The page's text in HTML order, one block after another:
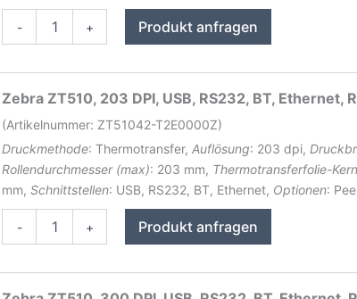
-
ZT510
Menge
+ Produkt anfragen
Zebra ZT510, 203 DPI, USB, RS232, BT, Ethernet,
(Artikelnummer: ZT51042-T2E0000Z)
Druckmethode: Thermotransfer, Auflösung: 203 dpi,
Rollendurchmesser (max): 203 mm, Thermotransferfolie-
mm, Schnittstellen: USB, RS232, BT, Ethernet, Optionen:
-
ZT510
Menge
+ Produkt anfragen